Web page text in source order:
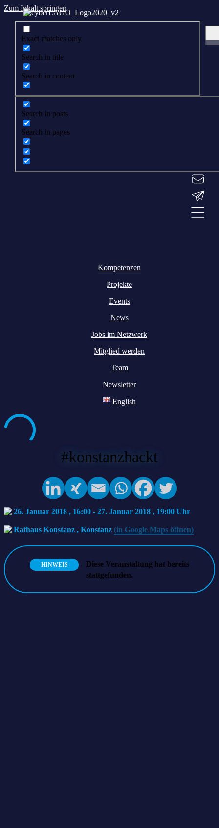
Zum Inhalt springen
Exact matches only
Search in title
Search in content
Search in posts
Search in pages
Kompetenzen
Projekte
Events
News
Jobs im Netzwerk
Mitglied werden
Team
Newsletter
English
#konstanzhackt
26. Januar 2018 , 16:00 - 27. Januar 2018 , 19:00
Rathaus Konstanz , Konstanz (in Google Maps öffnen)
HINWEIS
Diese Veranstaltung hat bereits
stattgefunden.